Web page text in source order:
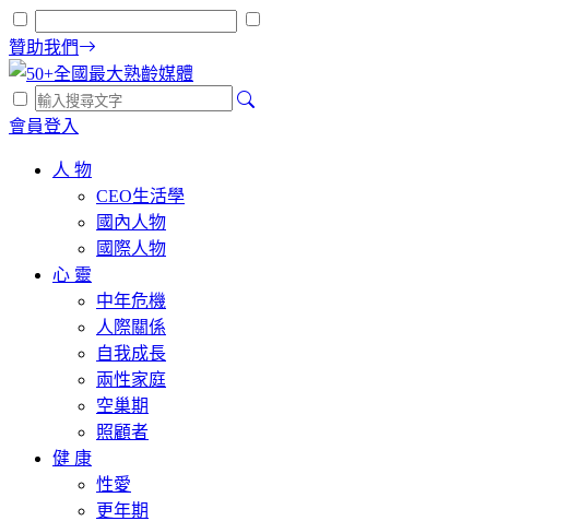
贊助我們
會員登入
人 物
CEO生活學
國內人物
國際人物
心 靈
中年危機
人際關係
自我成長
兩性家庭
空巢期
照顧者
健 康
性愛
更年期